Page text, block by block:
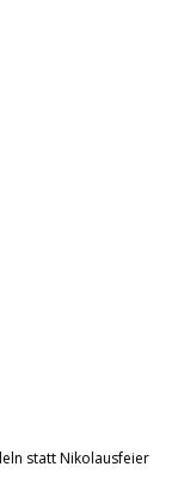
statt Nikolausfeier